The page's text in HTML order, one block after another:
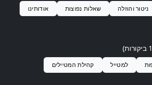
ניטור והוזלה שאלות נפוצות
אודותינו
למטייל קהילת המטיילים